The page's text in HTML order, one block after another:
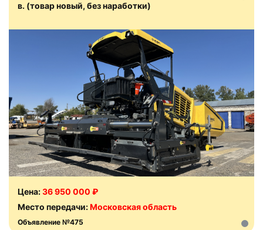
в. (товар новый, без наработки)
Цена:36 950 000 ₽
Место передачи:Московская область
Объявление №475